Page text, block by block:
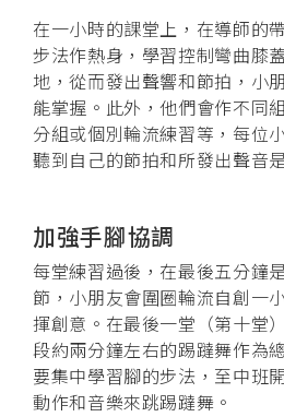
在一小時的課堂上，在導師的
步法作熱身，學習控制彎曲膝
地，從而發出聲響和節拍，小
能掌握。此外，他們會作不同
分組或個別輪流練習等，每位
聽到自己的節拍和所發出聲音
加強手腳協調
每堂練習過後，在最後五分鐘
節，小朋友會圍圈輪流自創一
揮創意。在最後一堂（第十堂
段約兩分鐘左右的踢躂舞作為
要集中學習腳的步法，至中班
動作和音樂來跳踢躂舞。